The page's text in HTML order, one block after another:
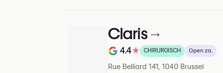
Claris
Beoordeling op 5 op Google
4.4★ CHIRURGISCH Open za.
Rue Belliard 141, 1040 Brussel